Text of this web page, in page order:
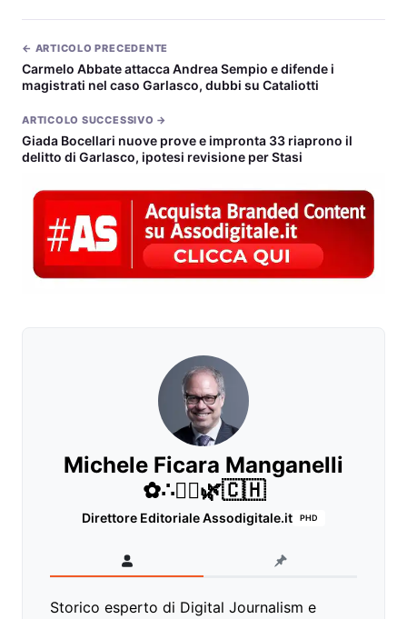
← ARTICOLO PRECEDENTE
Carmelo Abbate attacca Andrea Sempio e difende i
magistrati nel caso Garlasco, dubbi su Cataliotti
ARTICOLO SUCCESSIVO →
Giada Bocellari nuove prove e impronta 33 riaprono il
delitto di Garlasco, ipotesi revisione per Stasi
Michele Ficara Manganelli
✿∴♛🌿🇨🇭
Direttore Editoriale Assodigitale.it PHD
Storico esperto di Digital Journalism e